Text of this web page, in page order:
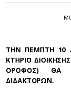
ΤΗΝ ΠΕΜΠΤΗ 10
ΚΤΗΡΙΟ
ΟΡΟΦΟΣ) ΘΑ
ΔΙΔΑΚΤΟΡΩΝ.